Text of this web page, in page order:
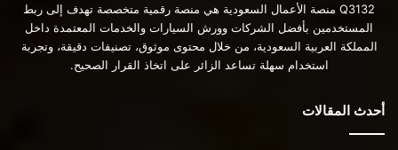
Q3132 منصة الأعمال السعودية هي منصة رقمية متخصصة تهدف إلى ربط
المستخدمين بأفضل الشركات وورش السيارات والخدمات المعتمدة داخل
المملكة العربية السعودية، من خلال محتوى موثوق، تصنيفات دقيقة، وتجربة
استخدام سهلة تساعد الزائر على اتخاذ القرار الصحيح.
أحدث المقالات